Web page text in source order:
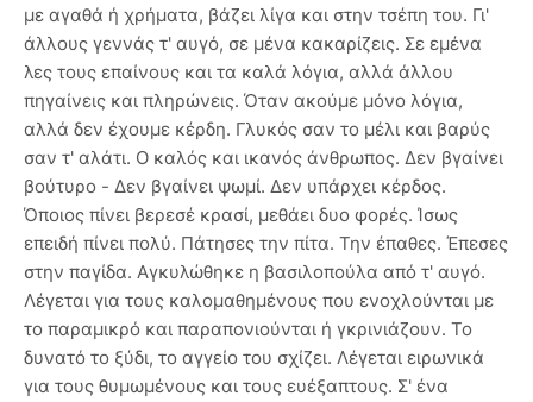
με αγαθά ή χρήματα, βάζει λίγα και στην τσέπη του. Γι'
άλλους γεννάς τ' αυγό, σε μένα κακαρίζεις. Σε εμένα
λες τους επαίνους και τα καλά λόγια, αλλά άλλου
πηγαίνεις και πληρώνεις. Όταν ακούμε μόνο λόγια,
αλλά δεν έχουμε κέρδη. Γλυκός σαν το μέλι και βαρύς
σαν τ' αλάτι. Ο καλός και ικανός άνθρωπος. Δεν βγαίνει
βούτυρο - Δεν βγαίνει ψωμί. Δεν υπάρχει κέρδος.
Όποιος πίνει βερεσέ κρασί, μεθάει δυο φορές. Ίσως
επειδή πίνει πολύ. Πάτησες την πίτα. Την έπαθες. Έπεσες
στην παγίδα. Αγκυλώθηκε η βασιλοπούλα από τ' αυγό.
Λέγεται για τους καλομαθημένους που ενοχλούνται με
το παραμικρό και παραπονιούνται ή γκρινιάζουν. Το
δυνατό το ξύδι, το αγγείο του σχίζει. Λέγεται ειρωνικά
για τους θυμωμένους και τους ευέξαπτους. Σ' ένα